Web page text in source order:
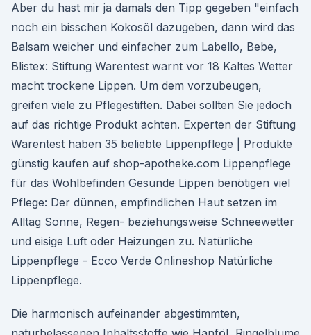
Aber du hast mir ja damals den Tipp gegeben "einfach
noch ein bisschen Kokosöl dazugeben, dann wird das
Balsam weicher und einfacher zum Labello, Bebe,
Blistex: Stiftung Warentest warnt vor 18 Kaltes Wetter
macht trockene Lippen. Um dem vorzubeugen,
greifen viele zu Pflegestiften. Dabei sollten Sie jedoch
auf das richtige Produkt achten. Experten der Stiftung
Warentest haben 35 beliebte Lippenpflege | Produkte
günstig kaufen auf shop-apotheke.com Lippenpflege
für das Wohlbefinden Gesunde Lippen benötigen viel
Pflege: Der dünnen, empfindlichen Haut setzen im
Alltag Sonne, Regen- beziehungsweise Schneewetter
und eisige Luft oder Heizungen zu. Natürliche
Lippenpflege - Ecco Verde Onlineshop Natürliche
Lippenpflege.
Die harmonisch aufeinander abgestimmten,